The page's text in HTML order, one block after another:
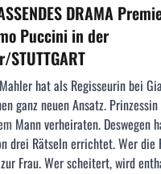
DRAMA
Puccini in der
hat als Regisseurin bei
ganz neuen Ansatz.
Mann verheiraten. Deswegen
drei Rätseln errichtet. Wer die
Frau. Wer scheitert, wird